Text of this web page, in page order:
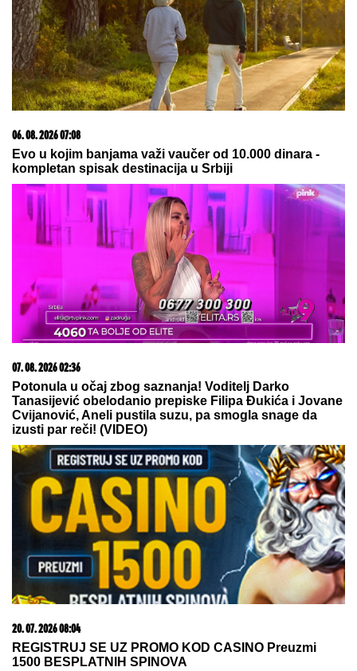
15. 07. 2026 07:44
Većina građana izgubi novac pre nego što stigne na
letovanje - ovih 7 troškova skoro niko ne planira
06. 08. 2026 09:39
Marija (3) se igrala u dvorištu i samo je nestala: Posle
42 godine otac je pronašao, zanemeo je kada je saznao
gde je bila